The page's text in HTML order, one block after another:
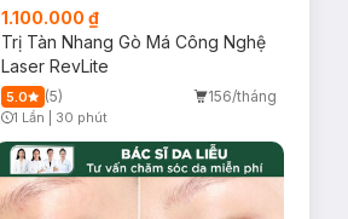
1.100.000 ₫
Trị Tàn Nhang Gò Má Công Nghệ
Laser RevLite
5.0 (5) 156/tháng
1 Lần 30 phút